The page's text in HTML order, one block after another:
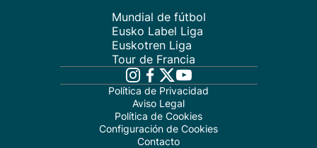
Mundial de fútbol
Eusko Label Liga
Euskotren Liga
Tour de Francia
Política de Privacidad
Aviso Legal
Política de Cookies
Configuración de Cookies
Contacto